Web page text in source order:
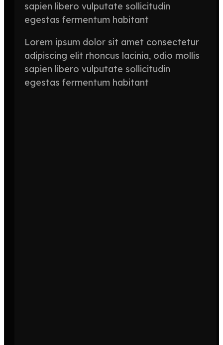
sapien libero vulputate sollicitudin
egestas fermentum habitant
Lorem ipsum dolor sit amet consectetur
adipiscing elit rhoncus lacinia, odio mollis
sapien libero vulputate sollicitudin
egestas fermentum habitant